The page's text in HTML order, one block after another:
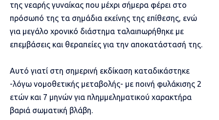
της νεαρής γυναίκας που μέχρι σήμερα φέρει στο
πρόσωπό της τα σημάδια εκείνης της επίθεσης, ενώ
για μεγάλο χρονικό διάστημα ταλαιπωρήθηκε με
επεμβάσεις και θεραπείες για την αποκατάστασή της.
Αυτό γιατί στη σημερινή εκδίκαση καταδικάστηκε
-λόγω νομοθετικής μεταβολής- με ποινή φυλάκισης 2
ετών και 7 μηνών για πλημμεληματικού χαρακτήρα
βαριά σωματική βλάβη.